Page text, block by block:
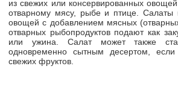
из свежих или консервированных
отварному мясу, рыбе и птице.
овощей с добавлением мясных
отварных рыбопродуктов подают как
или ужина. Салат может также
одновременно сытным десертом, если
свежих фруктов.